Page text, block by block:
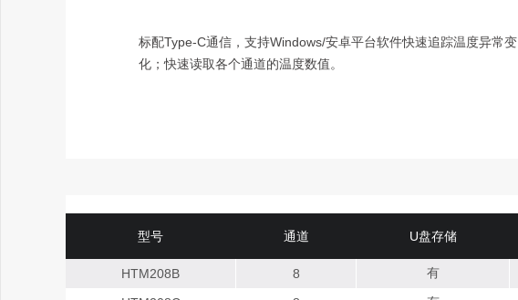
标配Type-C通信，支持Windows/安卓平台软件快速追踪温度异常变
化；快速读取各个通道的温度数值。
型号 通道 U盘存储
HTM208B 8 有